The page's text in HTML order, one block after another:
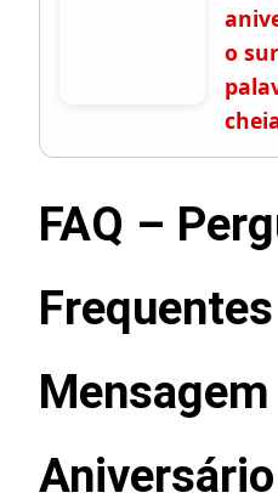
o
FAQ –